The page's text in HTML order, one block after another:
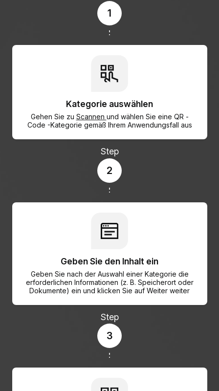
1
Kategorie auswählen
Gehen Sie zu Scannen und wählen Sie eine QR -
Code -Kategorie gemäß Ihrem Anwendungsfall aus
Step
2
Geben Sie den Inhalt ein
Geben Sie nach der Auswahl einer Kategorie die
erforderlichen Informationen (z. B. Speicherort oder
Dokumente) ein und klicken Sie auf Weiter weiter
Step
3